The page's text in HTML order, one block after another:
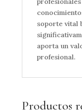
soporte vital
aporta un
profesional.
Productos